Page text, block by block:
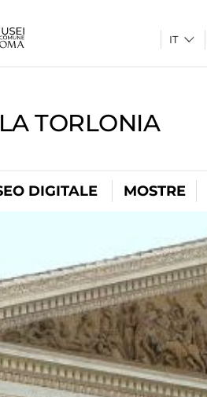
TORLONIA
DIGITALE MOSTRE